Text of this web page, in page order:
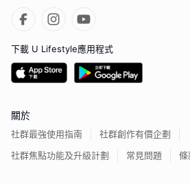
下載 U Lifestyle應用程式
關於
社群最強使用指南
社群創作有價企劃
社群焦點功能及升級計劃
常見問題 條